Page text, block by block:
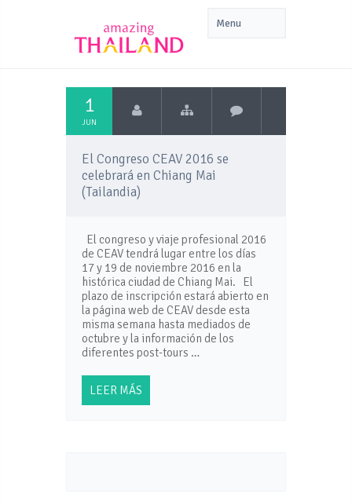
1
JUN
El Congreso CEAV 2016 se
celebrará en Chiang Mai
(Tailandia)
El congreso y viaje profesional 2016
de CEAV tendrá lugar entre los días
17 y 19 de noviembre 2016 en la
histórica ciudad de Chiang Mai. El
plazo de inscripción estará abierto en
la página web de CEAV desde esta
misma semana hasta mediados de
octubre y la información de los
diferentes post-tours …
LEER MÁS